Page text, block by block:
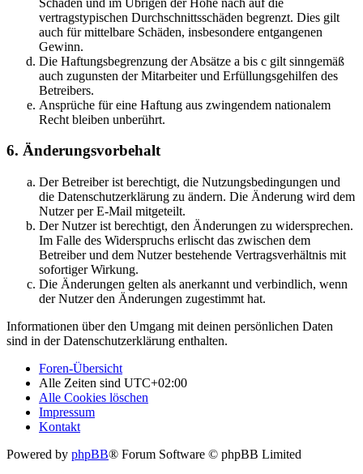
vertragstypischen Durchschnittsschäden begrenzt. Dies gilt
auch für mittelbare Schäden, insbesondere entgangenen
Gewinn.
Die Haftungsbegrenzung der Absätze a bis c gilt sinngemäß
auch zugunsten der Mitarbeiter und Erfüllungsgehilfen des
Betreibers.
Ansprüche für eine Haftung aus zwingendem nationalem
Recht bleiben unberührt.
6. Änderungsvorbehalt
Der Betreiber ist berechtigt, die Nutzungsbedingungen und
die Datenschutzerklärung zu ändern. Die Änderung wird dem
Nutzer per E-Mail mitgeteilt.
Der Nutzer ist berechtigt, den Änderungen zu widersprechen.
Im Falle des Widerspruchs erlischt das zwischen dem
Betreiber und dem Nutzer bestehende Vertragsverhältnis mit
sofortiger Wirkung.
Die Änderungen gelten als anerkannt und verbindlich, wenn
der Nutzer den Änderungen zugestimmt hat.
Informationen über den Umgang mit deinen persönlichen Daten
sind in der Datenschutzerklärung enthalten.
Foren-Übersicht
Alle Zeiten sind UTC+02:00
Alle Cookies löschen
Impressum
Kontakt
Powered by phpBB® Forum Software © phpBB Limited